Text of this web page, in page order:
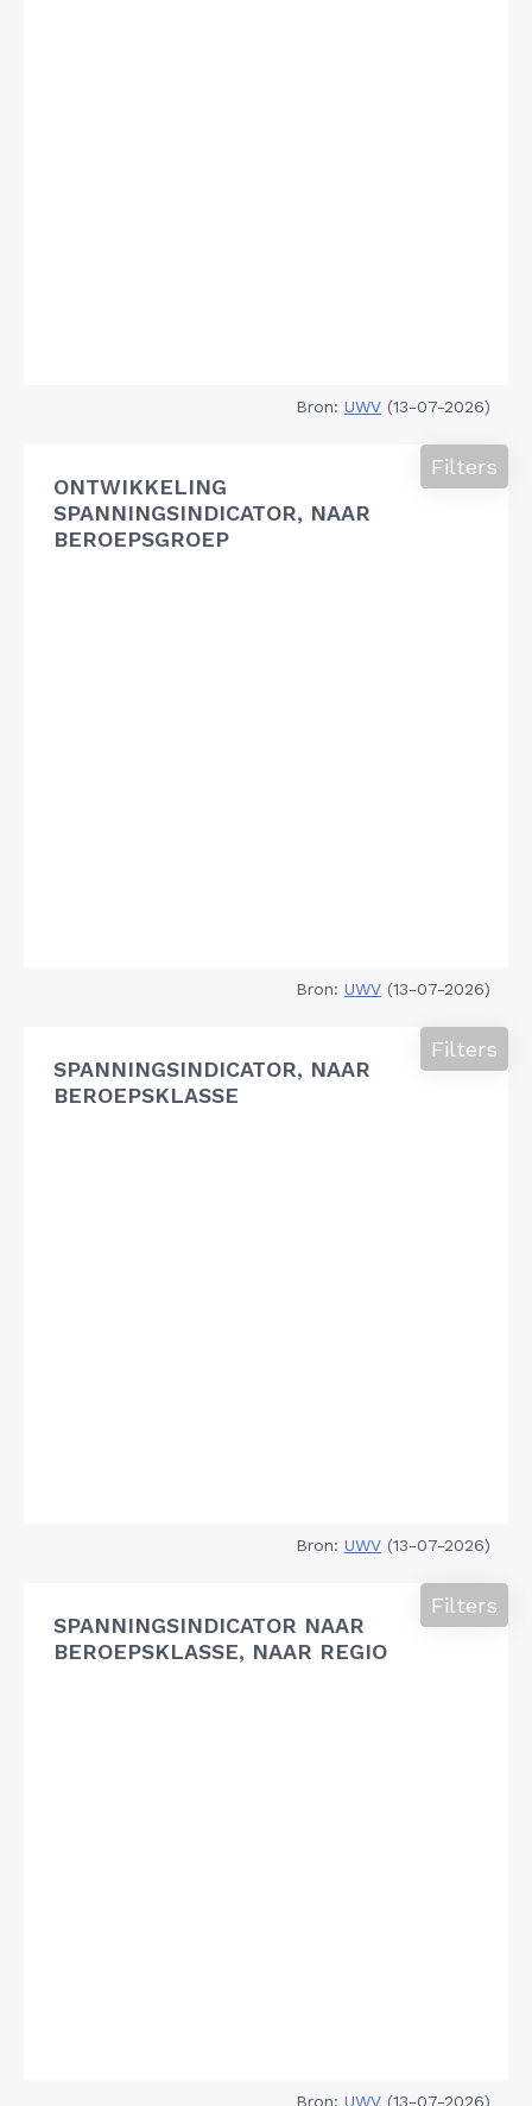
Bron: UWV (13-07-2026)
ONTWIKKELING
SPANNINGSINDICATOR, NAAR
BEROEPSGROEP
Filters
Bron: UWV (13-07-2026)
SPANNINGSINDICATOR, NAAR
BEROEPSKLASSE
Filters
Bron: UWV (13-07-2026)
SPANNINGSINDICATOR NAAR
BEROEPSKLASSE, NAAR REGIO
Filters
Bron: UWV (13-07-2026)